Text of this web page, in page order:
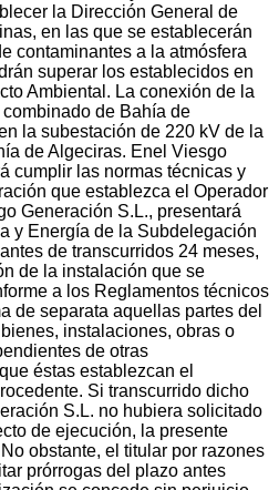
la Dirección General de
en las que se establecerán
contaminantes a la atmósfera
superar los establecidos en
Ambiental. La conexión de la
de Bahía de
la subestación de 220 kV de la
de Algeciras. Enel Viesgo
cumplir las normas técnicas y
que establezca el Operador
Generación S.L., presentará
y Energía de la Subdelegación
de transcurridos 24 meses,
de la instalación que se
a los Reglamentos técnicos
de separata aquellas partes del
instalaciones, obras o
de otras
éstas establezcan el
Si transcurrido dicho
S.L. no hubiera solicitado
de ejecución, la presente
obstante, el titular por razones
prórrogas del plazo antes